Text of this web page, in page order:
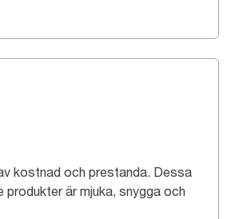
kostnad och prestanda. Dessa
produkter är mjuka, snygga och